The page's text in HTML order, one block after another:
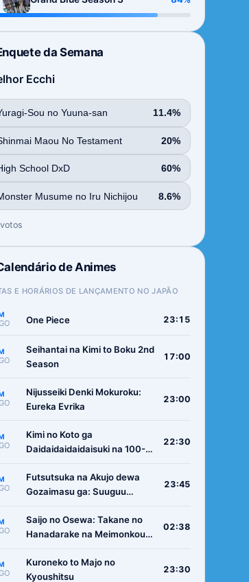
da Semana
Ecchi
Sou no Yuuna-san 11.4%
Maou No Testament 20%
School DxD 60%
Musume no Iru Nichijou 8.6%
de Animes
E HORÁRIOS DE LANÇAMENTO NO JAPÃO
One Piece 23:15
Seihantai na Kimi to Boku 2nd
Season
17:00
Nijusseiki Denki Mokuroku:
Eureka Evrika
23:00
Kimi no Koto ga
Daidaidaidaidaisuki na 100-
22:30
Futsutsuka na Akujo dewa
Gozaimasu ga: Suuguu
23:45
Saijo no Osewa: Takane no
Hanadarake na Meimonkou
(Seikatsu Nouryoku Kaimu)
wo Kagenagara Osewa suru
02:38
Kuroneko to Majo no
Kyoushitsu
23:30